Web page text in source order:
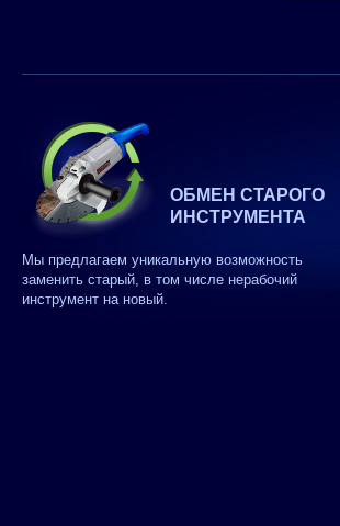
ОБМЕН СТАРОГО
ИНСТРУМЕНТА
Мы предлагаем уникальную возможность
заменить старый, в том числе нерабочий
инструмент на новый.